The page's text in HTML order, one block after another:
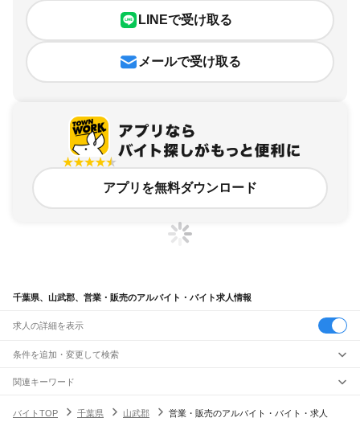
LINEで受け取る
メールで受け取る
アプリを無料ダウンロード
千葉県、山武郡、営業・販売のアルバイト・バイト求人情報
求人の詳細を表示
条件を追加・変更して検索
市区町村を追加・変更
千葉県すべて
駅を追加・変更
関連キーワード
千葉県 山武市 スーパー 千葉県 山武市 配達
バイトTOP 千葉県 山武郡 営業・販売のアルバイト・バイト・求人